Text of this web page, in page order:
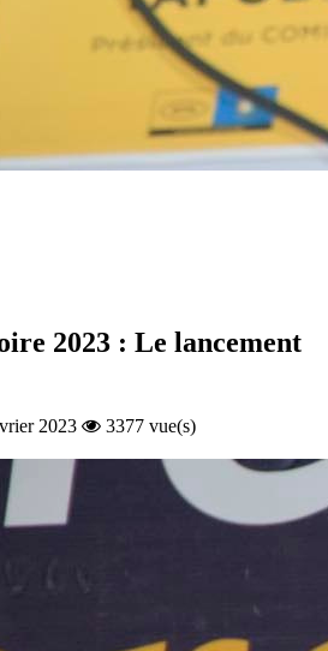
2023 : Le lancement
2023 3377 vue(s)